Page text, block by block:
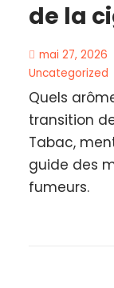
de la
mai 27, 2026
Uncategorized
Quels
transition
Tabac,
guide des
fumeurs.